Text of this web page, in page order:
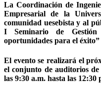
La Coordinación de
Empresarial de la
comunidad uesebista y al
I Seminario de Gestión
oportunidades para el éxito”
El evento se realizará el
el conjunto de auditorios
las 9:30 a.m. hasta las 12:30